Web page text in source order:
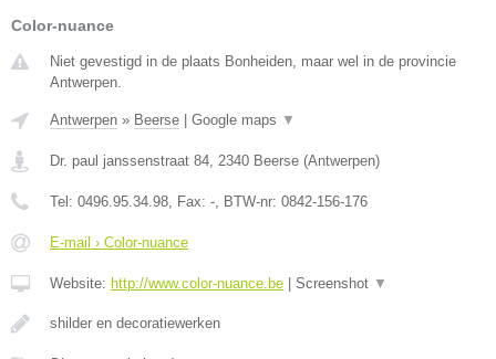
Color-nuance
Niet gevestigd in de plaats Bonheiden, maar wel in de provincie
Antwerpen.
Antwerpen » Beerse Google maps ▼
Dr. paul janssenstraat 84, 2340 Beerse (Antwerpen)
Tel: 0496.95.34.98, Fax: -, BTW-nr: 0842-156-176
E-mail › Color-nuance
Website: http://www.color-nuance.be Screenshot ▼
shilder en decoratiewerken